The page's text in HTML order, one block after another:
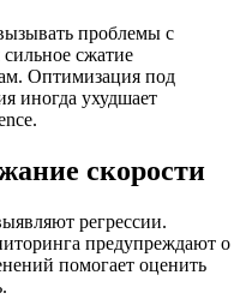
проблемы с
сжатие
Оптимизация под
иногда ухудшает
скорости
регрессии.
предупреждают о
помогает оценить